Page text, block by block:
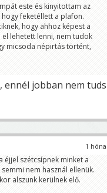
este és kinyitottam az
feketéllett a plafon.
hogy ahhoz képest a
lehetett lenni, nem tudok
micsoda népirtás történt,
ennél jobban nem
1
éjjel szétcsípnek minket a
nem használ ellenük.
alszunk kerülnek elő.